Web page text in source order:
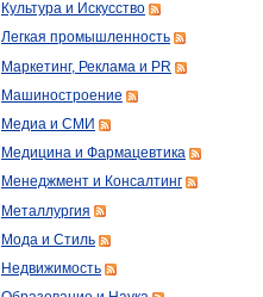
Культура и Искусство
Легкая промышленность
Маркетинг, Реклама и PR
Машиностроение
Медиа и СМИ
Медицина и Фармацевтика
Менеджмент и Консалтинг
Металлургия
Мода и Стиль
Недвижимость